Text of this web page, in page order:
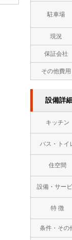
駐車場
現況
保証会社
その他費用
設備詳
キッチン
バス・トイ
住空間
設備・サー
特 徴
条件・その